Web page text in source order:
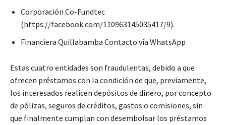
Corporación Co-Fundtec
(https://facebook.com/110963145035417/9).
Financiera Quillabamba Contacto vía WhatsApp
Estas cuatro entidades son fraudulentas, debido a que
ofrecen préstamos con la condición de que, previamente,
los interesados realicen depósitos de dinero, por concepto
de pólizas, seguros de créditos, gastos o comisiones, sin
que finalmente cumplan con desembolsar los préstamos